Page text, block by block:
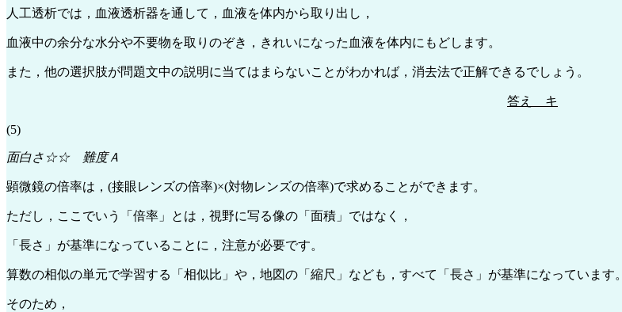
人工透析では，血液透析器を通して，血液を体内から取り出し，
血液中の余分な水分や不要物を取りのぞき，きれいになった血液を体内にもどします。
また，他の選択肢が問題文中の説明に当てはまらないことがわかれば，消去法で正解できるでしょう。
答え キ
(5)
面白さ☆☆ 難度Ａ
顕微鏡の倍率は，(接眼レンズの倍率)×(対物レンズの倍率)で求めることができます。
ただし，ここでいう「倍率」とは，視野に写る像の「面積」ではなく，
「長さ」が基準になっていることに，注意が必要です。
算数の相似の単元で学習する「相似比」や，地図の「縮尺」なども，すべて「長さ」が基準になっています。
そのため，